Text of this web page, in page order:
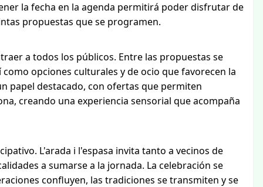
la fecha en la agenda permitirá poder disfrutar de
propuestas que se programen.
a todos los públicos. Entre las propuestas se
opciones culturales y de ocio que favorecen la
papel destacado, con ofertas que permiten
creando una experiencia sensorial que acompaña
L'arada i l'espasa invita tanto a vecinos de
a sumarse a la jornada. La celebración se
confluyen, las tradiciones se transmiten y se